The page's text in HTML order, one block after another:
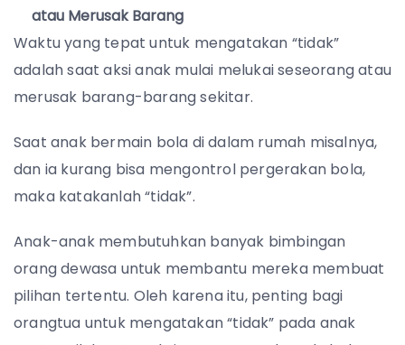
atau Merusak Barang
Waktu yang tepat untuk mengatakan “tidak”
adalah saat aksi anak mulai melukai seseorang atau
merusak barang-barang sekitar.
Saat anak bermain bola di dalam rumah misalnya,
dan ia kurang bisa mengontrol pergerakan bola,
maka katakanlah “tidak”.
Anak-anak membutuhkan banyak bimbingan
orang dewasa untuk membantu mereka membuat
pilihan tertentu. Oleh karena itu, penting bagi
orangtua untuk mengatakan “tidak” pada anak